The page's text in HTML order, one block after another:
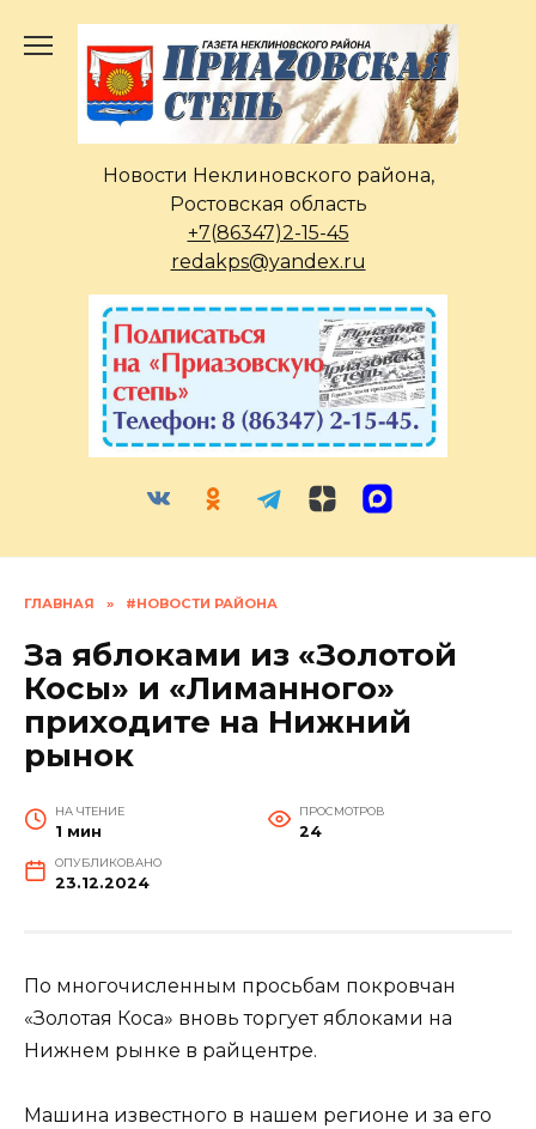
содержанию
Новости Неклиновского района,
Ростовская область
+7(86347)2-15-45
redakps@yandex.ru
ГЛАВНАЯ » #НОВОСТИ РАЙОНА
За яблоками из «Золотой
Косы» и «Лиманного»
приходите на Нижний
рынок
НА ЧТЕНИЕ
1 мин
ПРОСМОТРОВ
24
ОПУБЛИКОВАНО
23.12.2024
По многочисленным просьбам покровчан
«Золотая Коса» вновь торгует яблоками на
Нижнем рынке в райцентре.
Машина известного в нашем регионе и за его